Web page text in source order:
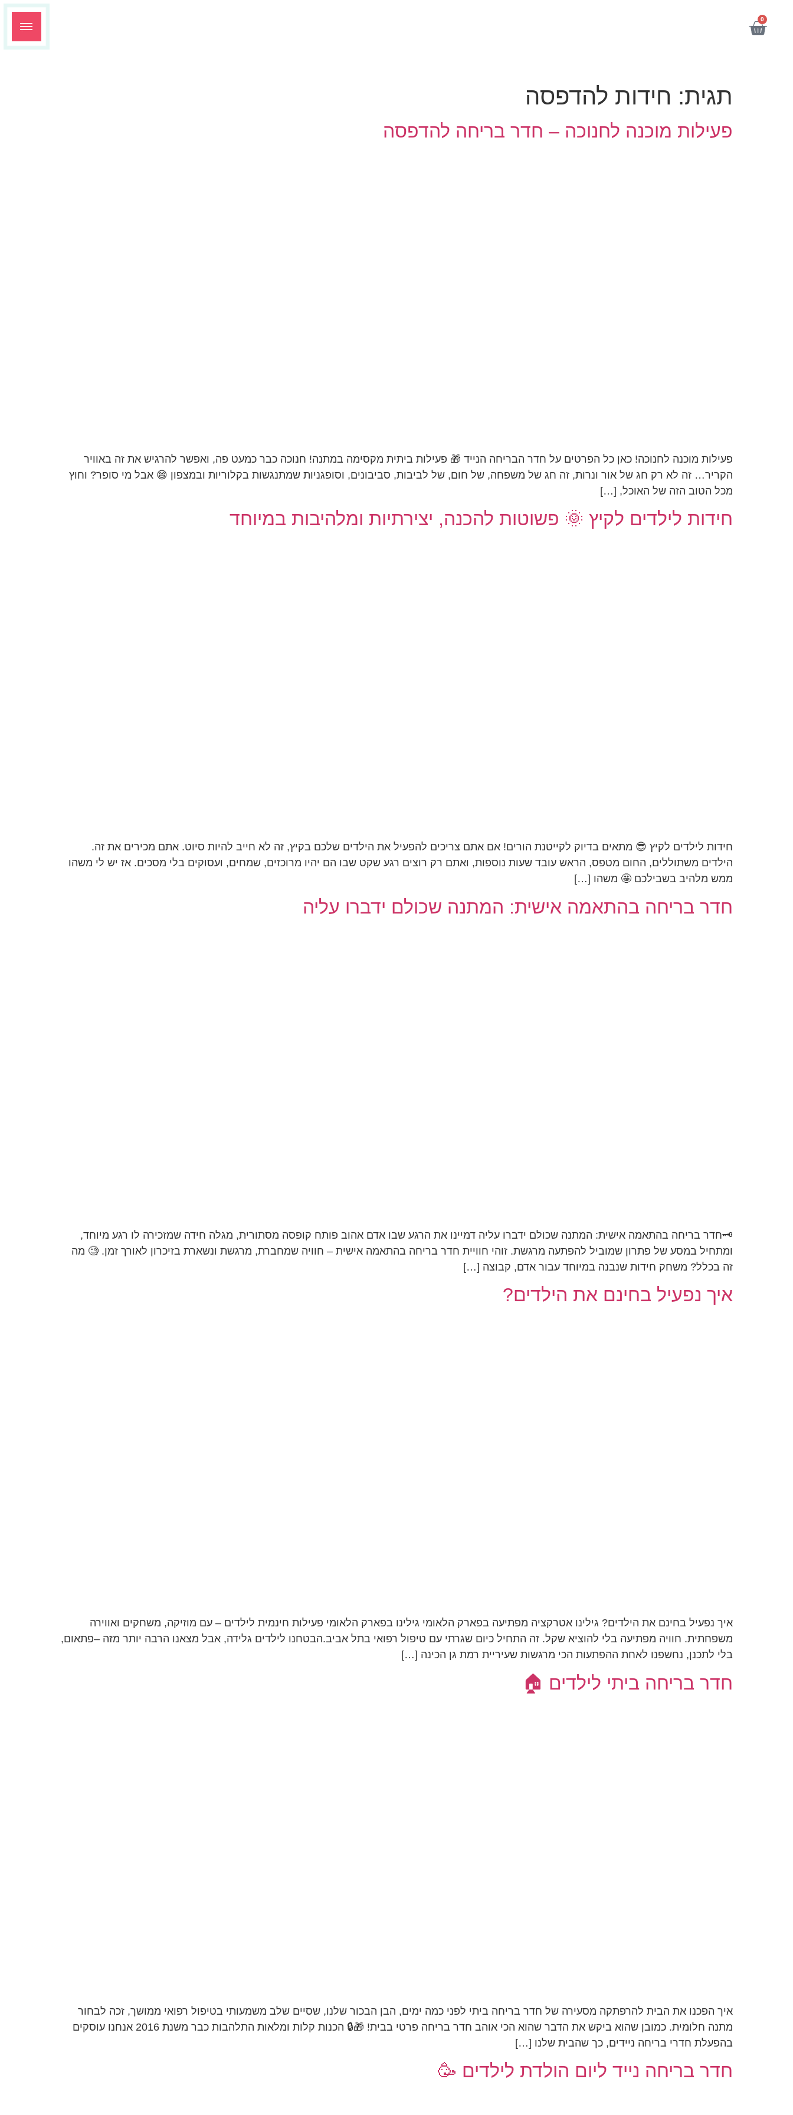
0
תגית: חידות להדפסה
פעילות מוכנה לחנוכה – חדר בריחה להדפסה
פעילות מוכנה לחנוכה! כאן כל הפרטים על חדר הבריחה הנייד 🎁 פעילות ביתית מקסימה במתנה! חנוכה כבר כמעט פה, ואפשר להרגיש את זה באוויר
הקריר… זה לא רק חג של אור ונרות, זה חג של משפחה, של חום, של לביבות, סביבונים, וסופגניות שמתנגשות בקלוריות ובמצפון 😄 אבל מי סופר? וחוץ
מכל הטוב הזה של האוכל, […]
חידות לילדים לקיץ 🌞 פשוטות להכנה, יצירתיות ומלהיבות במיוחד
חידות לילדים לקיץ 😎 מתאים בדיוק לקייטנת הורים! אם אתם צריכים להפעיל את הילדים שלכם בקיץ, זה לא חייב להיות סיוט. אתם מכירים את זה.
הילדים משתוללים, החום מטפס, הראש עובד שעות נוספות, ואתם רק רוצים רגע שקט שבו הם יהיו מרוכזים, שמחים, ועסוקים בלי מסכים. אז יש לי משהו
ממש מלהיב בשבילכם 🤩 משהו […]
חדר בריחה בהתאמה אישית: המתנה שכולם ידברו עליה
🗝️חדר בריחה בהתאמה אישית: המתנה שכולם ידברו עליה דמיינו את הרגע שבו אדם אהוב פותח קופסה מסתורית, מגלה חידה שמזכירה לו רגע מיוחד,
ומתחיל במסע של פתרון שמוביל להפתעה מרגשת. זוהי חוויית חדר בריחה בהתאמה אישית – חוויה שמחברת, מרגשת ונשארת בזיכרון לאורך זמן. 🧐 מה
זה בכלל? משחק חידות שנבנה במיוחד עבור אדם, קבוצה […]
איך נפעיל בחינם את הילדים?
איך נפעיל בחינם את הילדים? גילינו אטרקציה מפתיעה בפארק הלאומי גילינו בפארק הלאומי פעילות חינמית לילדים – עם מוזיקה, משחקים ואווירה
משפחתית. חוויה מפתיעה בלי להוציא שקל. זה התחיל כיום שגרתי עם טיפול רפואי בתל אביב.הבטחנו לילדים גלידה, אבל מצאנו הרבה יותר מזה –פתאום,
בלי לתכנן, נחשפנו לאחת ההפתעות הכי מרגשות שעיריית רמת גן הכינה […]
חדר בריחה ביתי לילדים 🏠
איך הפכנו את הבית להרפתקה מסעירה של חדר בריחה ביתי לפני כמה ימים, הבן הבכור שלנו, שסיים שלב משמעותי בטיפול רפואי ממושך, זכה לבחור
מתנה חלומית. כמובן שהוא ביקש את הדבר שהוא הכי אוהב חדר בריחה פרטי בבית! 🎁🔒 הכנות קלות ומלאות התלהבות כבר משנת 2016 אנחנו עוסקים
בהפעלת חדרי בריחה ניידים, כך שהבית שלנו […]
חדר בריחה נייד ליום הולדת לילדים 🥳